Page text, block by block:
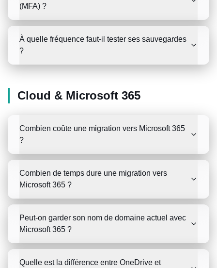
(MFA) ?
À quelle fréquence faut-il tester ses sauvegardes
?
Cloud & Microsoft 365
Combien coûte une migration vers Microsoft 365
?
Combien de temps dure une migration vers
Microsoft 365 ?
Peut-on garder son nom de domaine actuel avec
Microsoft 365 ?
Quelle est la différence entre OneDrive et